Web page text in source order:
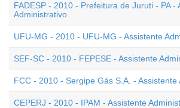
FADESP - 2010 - Prefeitura de Juruti - PA -
Administrativo
UFU-MG - 2010 - UFU-MG - Assistente
SEF-SC - 2010 - FEPESE - Assistente
FCC - 2010 - Sergipe Gás S.A. - Assistente
CEPERJ - 2010 - IPAM - Assistente